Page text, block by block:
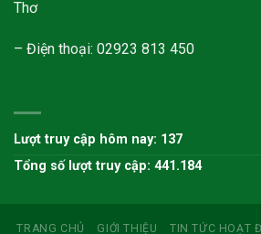
Thơ
– Điện thoại: 02923 813 450
Lượt truy cập hôm nay: 137
Tổng số lượt truy cập: 441.184
TRANG CHỦ GIỚI THIỆU TIN TỨC HOẠT